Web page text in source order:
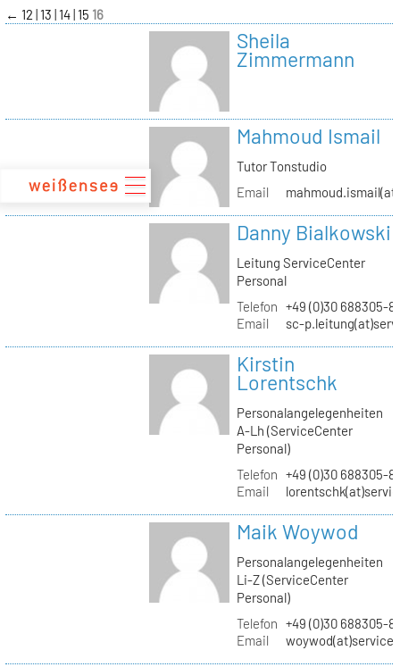
zum
Inhalt
← 12 13 14 15 16
Sheila
Zimmermann
Mahmoud Ismail
Tutor Tonstudio
Email
Danny Bialkowski
Leitung ServiceCenter
Personal
Telefon +49 (0)30 688305-
Email
sc-
Kirstin
Lorentschk
Personalangelegenheiten
A-Lh (ServiceCenter
Personal)
Telefon +49 (0)30 688305-
Email
Maik Woywod
Personalangelegenheiten
Li-Z (ServiceCenter
Personal)
Telefon +49 (0)30 688305-
Email